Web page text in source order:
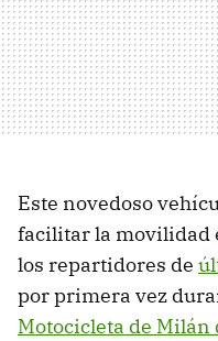
Este novedoso
facilitar la movilidad
los repartidores de
por primera vez
Motocicleta de Milán